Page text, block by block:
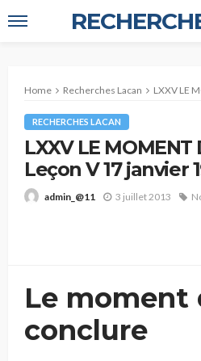
Home Recherches Lacan LXXV LE
RECHERCHES LACAN
LXXV LE MOMENT
Leçon V 17 janvier
admin_@11 3 juillet 2013
Le moment
conclure